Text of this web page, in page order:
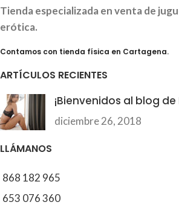
Tienda especializada en venta de
erótica.
Contamos con tienda física en Cartagena.
ARTÍCULOS RECIENTES
¡Bienvenidos al blog de
diciembre 26, 2018
LLÁMANOS
868 182 965
653 076 360